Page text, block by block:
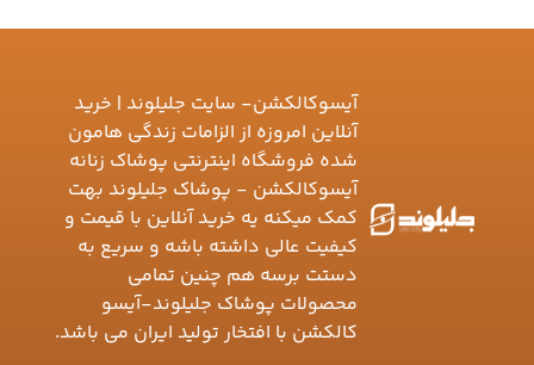
آیسوکالکشن- سایت جلیلوند | خرید
آنلاین امروزه از الزامات زندگی هامون
شده فروشگاه اینترنتی پوشاک زنانه
آیسوکالکشن - پوشاک جلیلوند بهت
کمک میکنه یه خرید آنلاین با قیمت و
کیفیت عالی داشته باشه و سریع به
دستت برسه هم چنین تمامی
محصولات پوشاک جلیلوند-آیسو
کالکشن با افتخار تولید ایران می باشد.